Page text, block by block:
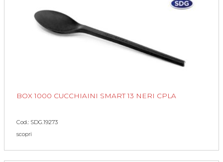
BOX 1000 CUCCHIAINI SMART 13 NERI CPLA
Cod.: SDG.19273
scopri